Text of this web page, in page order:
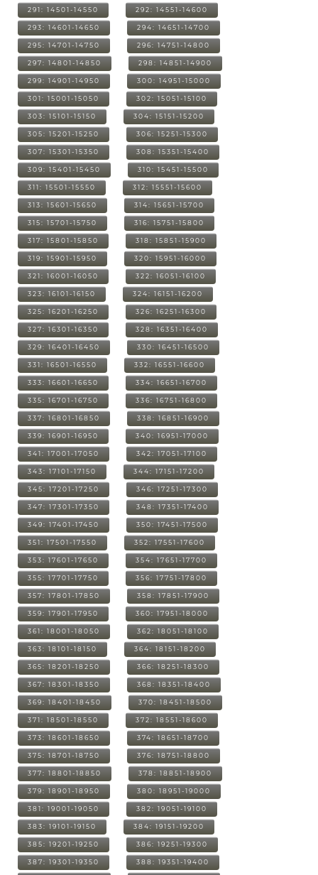
291: 14501-14550 292: 14551-14600
293: 14601-14650 294: 14651-14700
295: 14701-14750 296: 14751-14800
297: 14801-14850 298: 14851-14900
299: 14901-14950 300: 14951-15000
301: 15001-15050 302: 15051-15100
303: 15101-15150 304: 15151-15200
305: 15201-15250 306: 15251-15300
307: 15301-15350 308: 15351-15400
309: 15401-15450 310: 15451-15500
311: 15501-15550 312: 15551-15600
313: 15601-15650 314: 15651-15700
315: 15701-15750 316: 15751-15800
317: 15801-15850 318: 15851-15900
319: 15901-15950 320: 15951-16000
321: 16001-16050 322: 16051-16100
323: 16101-16150 324: 16151-16200
325: 16201-16250 326: 16251-16300
327: 16301-16350 328: 16351-16400
329: 16401-16450 330: 16451-16500
331: 16501-16550 332: 16551-16600
333: 16601-16650 334: 16651-16700
335: 16701-16750 336: 16751-16800
337: 16801-16850 338: 16851-16900
339: 16901-16950 340: 16951-17000
341: 17001-17050 342: 17051-17100
343: 17101-17150 344: 17151-17200
345: 17201-17250 346: 17251-17300
347: 17301-17350 348: 17351-17400
349: 17401-17450 350: 17451-17500
351: 17501-17550 352: 17551-17600
353: 17601-17650 354: 17651-17700
355: 17701-17750 356: 17751-17800
357: 17801-17850 358: 17851-17900
359: 17901-17950 360: 17951-18000
361: 18001-18050 362: 18051-18100
363: 18101-18150 364: 18151-18200
365: 18201-18250 366: 18251-18300
367: 18301-18350 368: 18351-18400
369: 18401-18450 370: 18451-18500
371: 18501-18550 372: 18551-18600
373: 18601-18650 374: 18651-18700
375: 18701-18750 376: 18751-18800
377: 18801-18850 378: 18851-18900
379: 18901-18950 380: 18951-19000
381: 19001-19050 382: 19051-19100
383: 19101-19150 384: 19151-19200
385: 19201-19250 386: 19251-19300
387: 19301-19350 388: 19351-19400